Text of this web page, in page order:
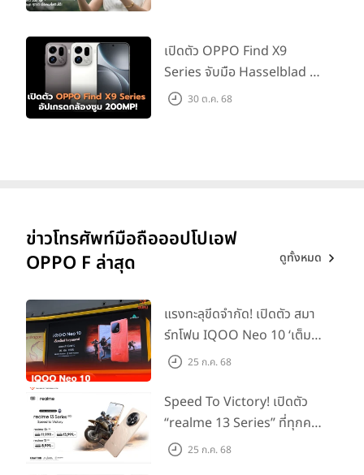
เปิดตัว OPPO Find X9
Series จับมือ Hasselblad อัป
เกรดกล้องซูม 200MP!
30 ต.ค. 68
ข่าวโทรศัพท์มือถือออปโปเอฟ
OPPO F ล่าสุด
ดูทั้งหมด
แรงทะลุขีดจำกัด! เปิดตัว สมา
ร์ทโฟน IQOO Neo 10 ‘เต็ม
แม็กซ์ในทุกแมตช์’ ในราคาเริ่ม
25 ก.ค. 68
Speed To Victory! เปิดตัว
“realme 13 Series” ที่ทุกคน
รอคอย อัพเกรดชิปเซ็ตตัวแรง
25 ก.ค. 68